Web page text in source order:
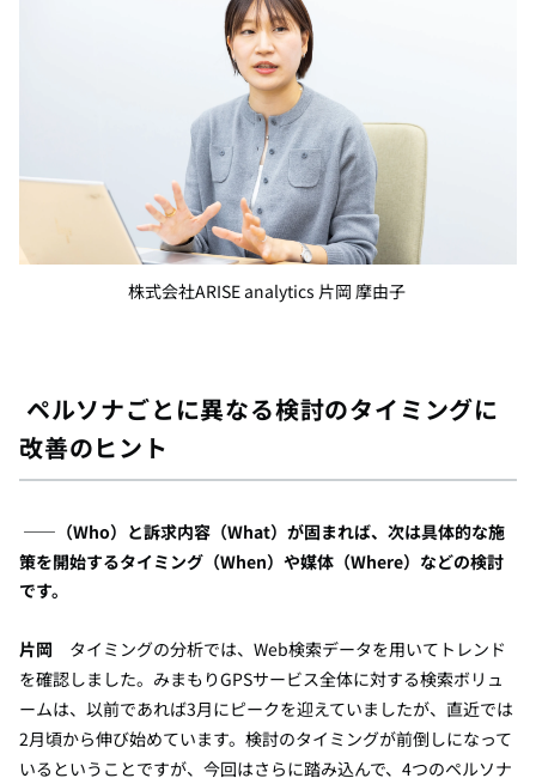
株式会社ARISE analytics 片岡 摩由子
ペルソナごとに異なる検討のタイミングに
改善のヒント
―― （Who） と訴求内容（What）が固まれば、次は具体的な施
策を開始するタイミング（When）や媒体（Where）などの検討
です。
片岡 タイミングの分析では、Web検索データを用いてトレンド
を確認しました。みまもりGPSサービス全体に対する検索ボリュ
ームは、以前であれば3月にピークを迎えていましたが、直近では
2月頃から伸び始めています。検討のタイミングが前倒しになって
いるということですが、今回はさらに踏み込んで、4つのペルソナ